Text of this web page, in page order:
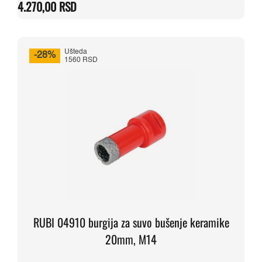
4.270,00 RSD
-28%
Ušteda
1560 RSD
RUBI 04910 burgija za suvo bušenje keramike
20mm, M14